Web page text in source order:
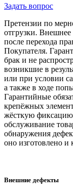
Задать вопрос
Претензии по
отгрузки.
после перехода
Покупателя.
брак и не
возникшие в
или при условии
а также в ходе
Гарантийные
крепёжных
жёсткую фиксацию
обслуживание
обнаружения
оно изготовлено и
Внешние дефекты